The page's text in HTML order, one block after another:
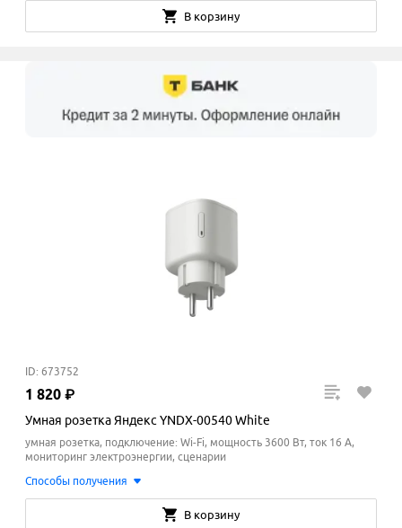
В корзину
ID: 673752
1 820 ₽
Умная розетка Яндекс YNDX-00540 White
умная розетка, подключение: Wi-Fi, мощность 3600 Вт, ток 16 A,
мониторинг электроэнергии, сценарии
Способы получения
В корзину